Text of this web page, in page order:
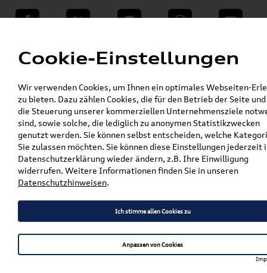
teilen Twitter Instagram WhatsApp E-Mail
VW Shop - VW Originalteile und Zubehör »
Audi Produkte » Audi Original Zubehör »
Sport & Design » Kennzeichenhalter »
Original Audi Kennzeichenhalter /
Nummernschildhalter Satz Vorne + Hinten,
schwarz 3292100100
Original Audi
Kennzeichenhalter /
Nummernschildhalter Satz
Vorne + Hinten, schwarz
3292100100
Cookie-Einstellungen
Wir verwenden Cookies, um Ihnen ein optimales Webseiten-
zu bieten. Dazu zählen Cookies, die für den Betrieb der Seite
die Steuerung unserer kommerziellen Unternehmensziele
sind, sowie solche, die lediglich zu anonymen Statistikzwecken
genutzt werden. Sie können selbst entscheiden, welche
Sie zulassen möchten. Sie können diese Einstellungen jederzeit
Datenschutzerklärung wieder ändern, z.B. Ihre Einwilligung
widerrufen. Weitere Informationen finden Sie in unseren
Datenschutzhinweisen.
Ich stimme allen Cookies zu
Anpassen von Cookies